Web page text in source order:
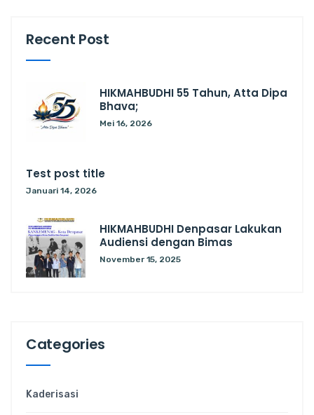
Recent Post
HIKMAHBUDHI 55 Tahun, Atta Dipa
Bhava;
Mei 16, 2026
Test post title
Januari 14, 2026
HIKMAHBUDHI Denpasar Lakukan
Audiensi dengan Bimas
November 15, 2025
Categories
Kaderisasi